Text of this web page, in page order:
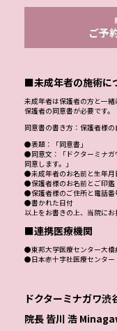
ご予
■未成年者の施術に
未成年者は保護者の方と一緒
保護者の同意書が必要です。
同意書の書き方：保護者様の
●表題：「同意書」
●同意文：「ドクターミナ
同意します。」
●未成年者のお名前と生年月
●保護者様のお名前とご印鑑
●保護者様のご住所と電話番
●書かれた日付
以上をお書きの上、当院にお
■連携医療機関
●東邦大学医療センター大橋
●日本赤十字社医療センター
ドクターミナガワ渋
院長 皆川 浩